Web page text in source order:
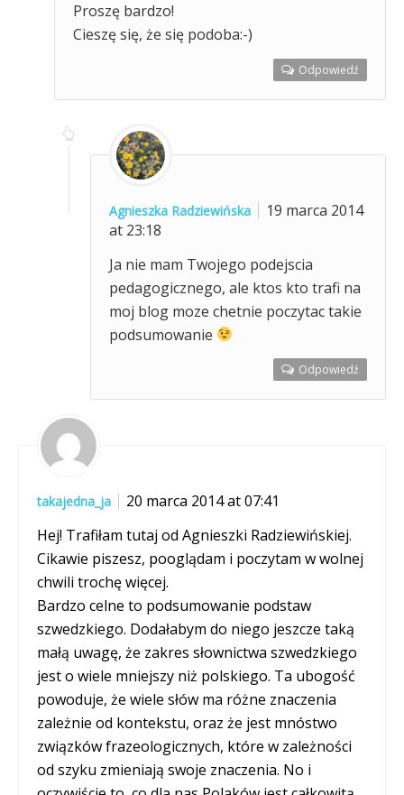
Proszę bardzo!
Cieszę się, że się podoba:-)
Odpowiedź
Agnieszka Radziewińska
19 marca 2014
at 23:18
Ja nie mam Twojego podejscia
pedagogicznego, ale ktos kto trafi na
moj blog moze chetnie poczytac takie
podsumowanie
Odpowiedź
takajedna_ja
20 marca 2014 at 07:41
Hej! Trafiłam tutaj od Agnieszki Radziewińskiej.
Cikawie piszesz, pooglądam i poczytam w wolnej
chwili trochę więcej.
Bardzo celne to podsumowanie podstaw
szwedzkiego. Dodałabym do niego jeszcze taką
małą uwagę, że zakres słownictwa szwedzkiego
jest o wiele mniejszy niż polskiego. Ta ubogość
powoduje, że wiele słów ma różne znaczenia
zależnie od kontekstu, oraz że jest mnóstwo
związków frazeologicznych, które w zależności
od szyku zmieniają swoje znaczenia. No i